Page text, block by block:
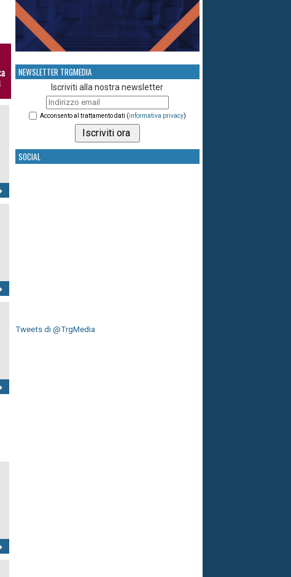
NEWSLETTER TRGMEDIA
Iscriviti alla nostra newsletter
Acconsento al trattamento dati (informativa privacy)
SOCIAL
Tweets di @TrgMedia